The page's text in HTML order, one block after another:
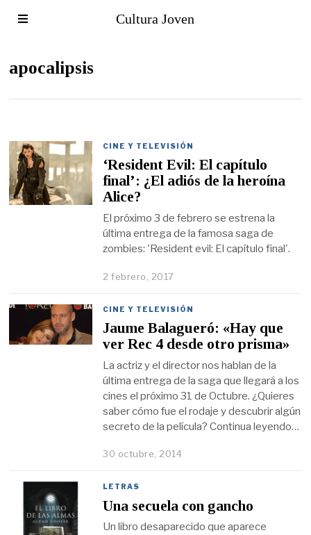
Cultura Joven
apocalipsis
CINE Y TELEVISIÓN
‘Resident Evil: El capítulo
final’: ¿El adiós de la heroína
Alice?
El próximo 3 de febrero se estrena la
última entrega de la famosa saga de
zombies: 'Resident evil: El capítulo final'.
2 febrero, 2017
CINE Y TELEVISIÓN
Jaume Balagueró: «Hay que
ver Rec 4 desde otro prisma»
La actriz y el director nos hablan de la
última entrega de la saga que llegará a los
cines el próximo 31 de Octubre. ¿Quieres
saber cómo fue el rodaje y descubrir algún
secreto de la película? Continua leyendo…
30 octubre, 2014
LETRAS
Una secuela con gancho
Un libro desaparecido que aparece